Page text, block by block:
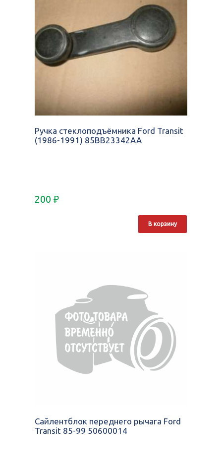
Ручка стеклоподъёмника Ford Transit
(1986-1991) 85BB23342AA
200 ₽
В корзину
Сайлентблок переднего рычага Ford
Transit 85-99 50600014